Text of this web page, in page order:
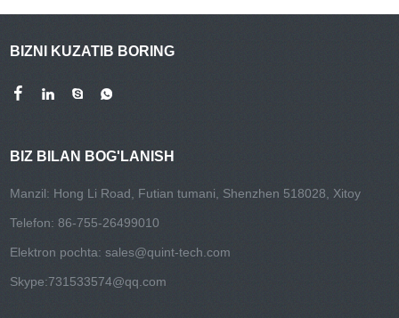
BIZNI KUZATIB BORING
BIZ BILAN BOG'LANISH
Manzil: Hong Li Road, Futian tumani, Shenzhen 518028, Xitoy
Telefon: 86-755-26499010
Elektron pochta:sales@quint-tech.com
Skype:731533574@qq.com